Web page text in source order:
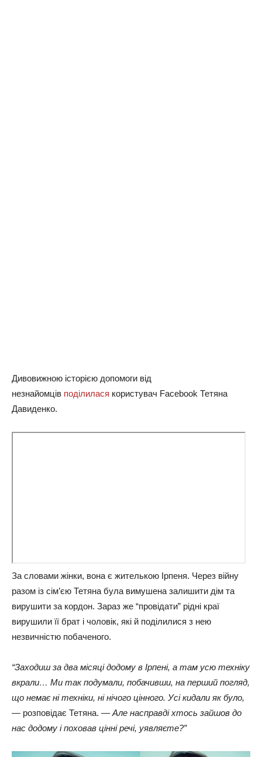
Дивовижною історією допомоги від
незнайомців поділилася користувач Facebook Тетяна
Давиденко.
За словами жінки, вона є жителькою Ірпеня. Через війну
разом із сім’єю Тетяна була вимушена залишити дім та
вирушити за кордон. Зараз же “провідати” рідні краї
вирушили її брат і чоловік, які й поділилися з нею
незвичністю побаченого.
“Заходиш за два місяці додому в Ірпені, а там усю техніку
вкрали… Ми так подумали, побачивши, на перший погляд,
що немає ні техніки, ні нічого цінного. Усі кидали як було,
— розповідає Тетяна. — Але насправді хтось зайшов до
нас додому і поховав цінні речі, уявляєте?”